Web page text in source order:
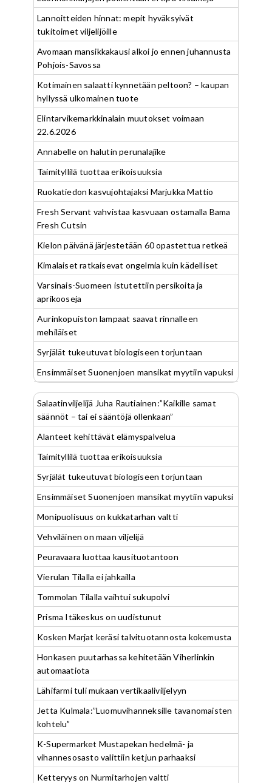
Lannoitteiden hinnat: mepit hyväksyivät
tukitoimet viljelijöille
Avomaan mansikkakausi alkoi jo ennen juhannusta
Pohjois-Savossa
Kotimainen salaatti kynnetään peltoon? – kaupan
hyllyssä ulkomainen tuote
Elintarvikemarkkinalain muutokset voimaan
22.6.2026
Annabelle on halutin perunalajike
Taimityllilä tuottaa erikoisuuksia
Ruokatiedon kasvujohtajaksi Marjukka Mattio
Fresh Servant vahvistaa kasvuaan ostamalla Bama
Fresh Cutsin
Kielon päivänä järjestetään 60 opastettua retkeä
Kimalaiset ratkaisevat ongelmia kuin kädelliset
Varsinais-Suomeen istutettiin persikoita ja
aprikooseja
Aurinkopuiston lampaat saavat rinnalleen
mehiläiset
Syrjälät tukeutuvat biologiseen torjuntaan
Ensimmäiset Suonenjoen mansikat myytiin vapuksi
Salaatinviljelijä Juha Rautiainen:”Kaikille samat
säännöt – tai ei sääntöjä ollenkaan”
Alanteet kehittävät elämyspalvelua
Taimityllilä tuottaa erikoisuuksia
Syrjälät tukeutuvat biologiseen torjuntaan
Ensimmäiset Suonenjoen mansikat myytiin vapuksi
Monipuolisuus on kukkatarhan valtti
Vehviläinen on maan viljelijä
Peuravaara luottaa kausituotantoon
Vierulan Tilalla ei jahkailla
Tommolan Tilalla vaihtui sukupolvi
Prisma Itäkeskus on uudistunut
Kosken Marjat keräsi talvituotannosta kokemusta
Honkasen puutarhassa kehitetään Viherlinkin
automaatiota
Lähifarmi tuli mukaan vertikaaliviljelyyn
Jetta Kulmala:”Luomuvihanneksille tavanomaisten
kohtelu”
K-Supermarket Mustapekan hedelmä- ja
vihannesosasto valittiin ketjun parhaaksi
Ketteryys on Nurmitarhojen valtti